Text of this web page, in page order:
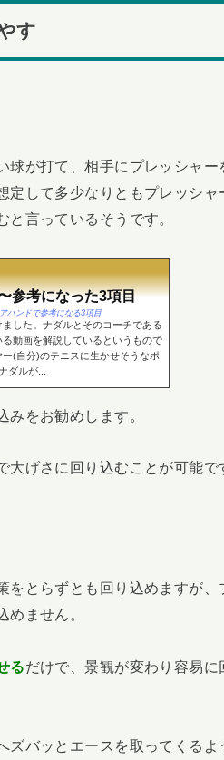
す
が打て、相手にプレッシャー
定して多少なりともプレッシ
言っているそうです。
参考になった3項目
ハンドで参考になる3項目
した。ナダルとそのコーチである
動画を解説しているというもので
(自分)のテニスに生かせそうなポ
ダルが...
をお勧めします。
げさに回り込むことが可能で
とらずとも回り込めますが、
ません。
るだけで、景観が変わり容易に
ズバッとエースを取ってくる